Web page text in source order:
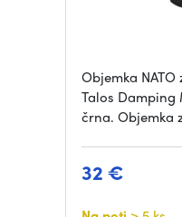
Objemka NATO
Talos Damping
črna. Objemka
32 €